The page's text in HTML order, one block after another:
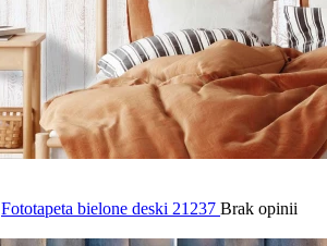
Fototapeta bielone deski 21237 Brak opinii